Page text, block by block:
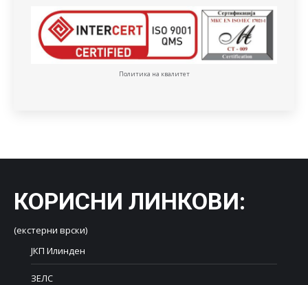
Политика на квалитет
КОРИСНИ ЛИНКОВИ:
(екстерни врски)
ЈКП Илинден
ЗЕЛС